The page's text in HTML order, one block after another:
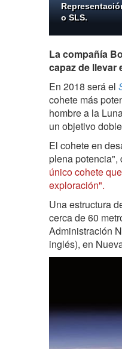
o SLS.
La compañía
capaz de llevar
En 2018 será el
cohete más
hombre a la
un objetivo
El cohete en
plena potencia",
único cohete
exploración".
Una estructura
cerca de 60
Administración
inglés), en